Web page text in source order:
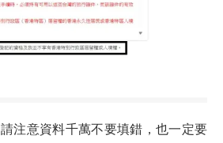
注意資料千萬不要填錯，也一定要